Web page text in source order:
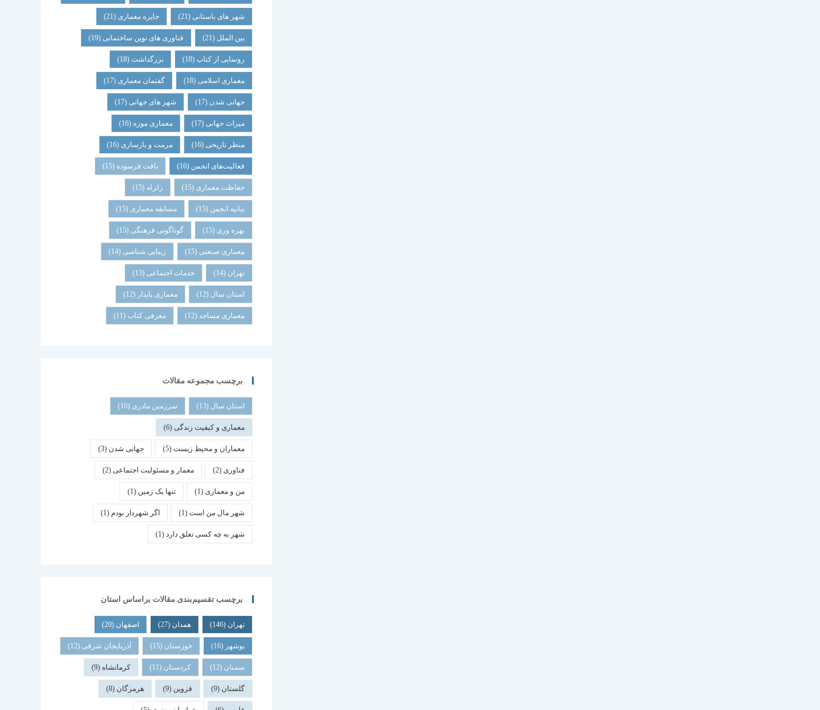
شهر های باستانی(21) جایزه معماری(21)
بین الملل (21) فناوری های نوین ساختمانی(19)
رونمایی از کتاب(18) بزرگداشت(18)
معماری اسلامی(18) گفتمان معماری(17)
جهانی شدن (17) شهر های جهانی(17)
میراث جهانی(17) معماری موزه (16)
منظر تاریخی(16) مرمت و بازسازی(16)
فعالیت‌های انجمن (16) بافت فرسوده (15)
حفاظت معماری (15) زلزله (15)
بیانیه انجمن (15) مسابقه معماری (15)
بهره وری (15) گوناگونی فرهنگی (15)
معماری صنعتی (15) زیبایی شناسی (14)
تهران (14) خدمات اجتماعی (13)
استان سال (12) معماری پایدار (12)
معماری مساجد(12) معرفی کتاب (11)
برچسب مجموعه مقالات
استان سال (13) سرزمین مادری (10)
معماری و کیفیت زندگی(6)
معماران و محیط زیست(5) جهانی شدن (3)
فناوری(2) معمار و مسئولیت اجتماعی(2)
من و معماری(1) تنها یک زمین (1)
شهر مال من است(1) اگر شهردار بودم (1)
شهر به چه کسی تعلق دارد(1)
برچسب تقسیم‌بندی مقالات براساس استان
تهران (146) همدان (27) اصفهان (20)
بوشهر (16) خوزستان (15) آذربایجان شرقی (12)
سمنان (12) کردستان (11) کرمانشاه(9)
گلستان (9) قزوین (9) هرمزگان (8)